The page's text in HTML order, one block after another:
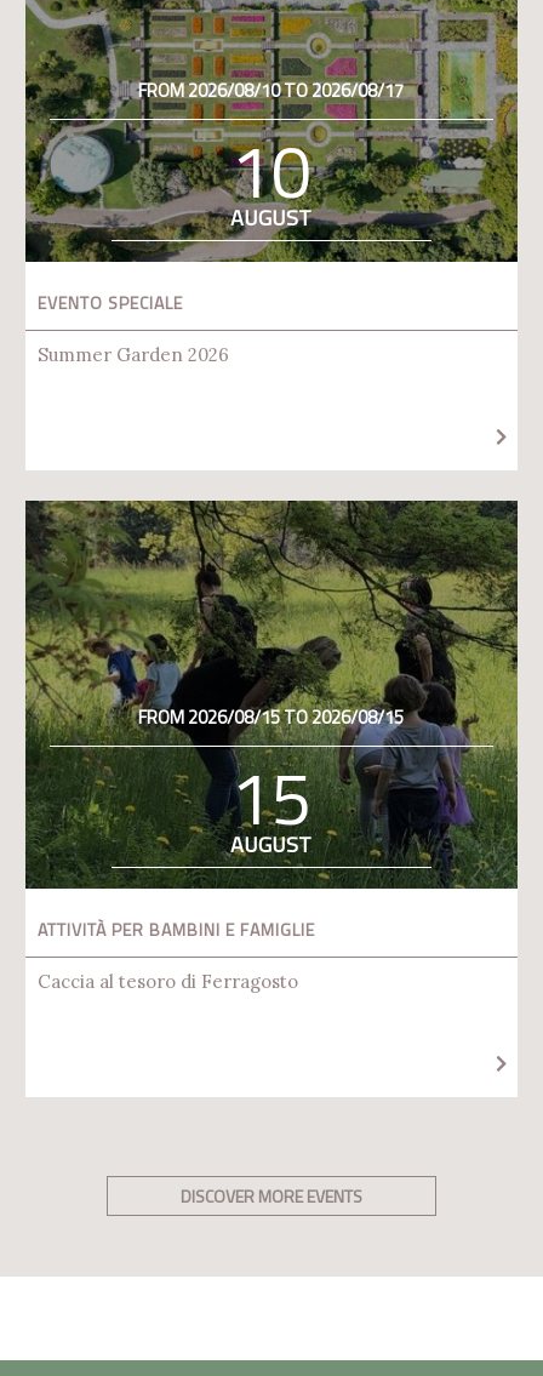
FROM 2026/08/10 TO 2026/08/17
10
AUGUST
EVENTO SPECIALE
Summer Garden 2026
FROM 2026/08/15 TO 2026/08/15
15
AUGUST
ATTIVITÀ PER BAMBINI E FAMIGLIE
Caccia al tesoro di Ferragosto
DISCOVER MORE EVENTS